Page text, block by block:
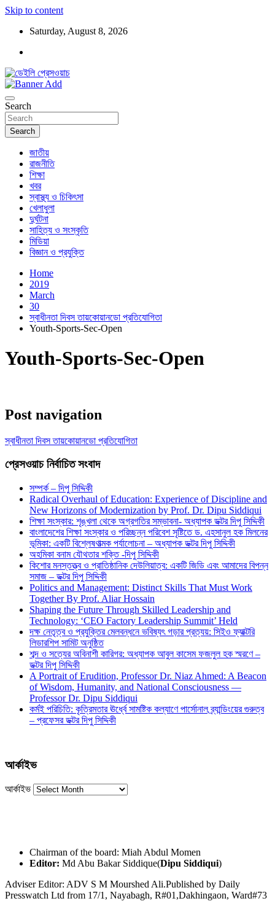
Skip to content
Saturday, August 8, 2026
ডেইলি প্রেসওয়াচ
Search
Search
জাতীয়
রাজনীতি
শিক্ষা
খবর
স্বাস্থ্য ও চিকিৎসা
খেলাধুলা
দুর্ঘটনা
সাহিত্য ও সংস্কৃতি
মিডিয়া
বিজ্ঞান ও প্রযুক্তি
Home
2019
March
30
স্বাধীনতা দিবস তায়কোয়ানডো প্রতিযোগিতা
Youth-Sports-Sec-Open
Youth-Sports-Sec-Open
Post navigation
স্বাধীনতা দিবস তায়কোয়ানডো প্রতিযোগিতা
প্রেসওয়াচ নির্বাচিত সংবাদ
সম্পর্ক – দিপু সিদ্দিকী
Radical Overhaul of Education: Experience of Discipline and
New Horizons of Modernization by Prof. Dr. Dipu Siddiqui
শিক্ষা সংস্কার: শৃঙ্খলা থেকে অগ্রগতির সম্ভাবনা- অধ্যাপক ডক্টর দিপু সিদ্দিকী
বাংলাদেশের শিক্ষা সংস্কার ও পরিচ্ছন্ন পরিবেশ সৃষ্টিতে ড. এহসানুল হক মিলনের
ভূমিকা: একটি বিশ্লেষণাত্মক পর্যালোচনা – অধ্যাপক ডক্টর দিপু সিদ্দিকী
অহমিকা বনাম যৌথতার শক্তি -দিপু সিদ্দিকী
কিশোর মনস্তত্ত্ব ও প্রাতিষ্ঠানিক দেউলিয়াত্ব: একটি জিডি এবং আমাদের বিপন্ন
সমাজ – ডক্টর দিপু সিদ্দিকী
Politics and Management: Distinct Skills That Must Work
Together By Prof. Aliar Hossain
Shaping the Future Through Skilled Leadership and
Technology: ‘CEO Factory Leadership Summit’ Held
দক্ষ নেতৃত্ব ও প্রযুক্তির মেলবন্ধনে ভবিষ্যৎ গড়ার প্রত্যয়: সিইও ফ্যাক্টরি
লিডারশিপ সামিট অনুষ্ঠিত
শব্দ ও সত্যের অবিনাশী কারিগর: অধ্যাপক আবুল কাসেম ফজলুল হক স্মরণে –
ডক্টর দিপু সিদ্দিকী
A Portrait of Erudition, Professor Dr. Niaz Ahmed: A Beacon
of Wisdom, Humanity, and National Consciousness —
Professor Dr. Dipu Siddiqui
কর্মই পরিচিতি: কৃত্রিমতার ঊর্ধ্বে সামষ্টিক কল্যাণে পার্সোনাল ব্র্যান্ডিংয়ের গুরুত্ব
– প্রফেসর ডক্টর দিপু সিদ্দিকী
আর্কাইভ
আর্কাইভ
Chairman of the board: Miah Abdul Momen
Editor: Md Abu Bakar Siddique(Dipu Siddiqui)
Adviser Editor: ADV S M Mourshed Ali.Published by Daily
Presswatch Ltd from 17/1, Nayabagh, R#01,Dakhingaon, Ward#73